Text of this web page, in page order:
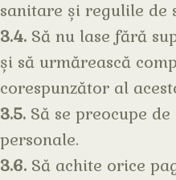
sanitare și regulile de
3.4. Să nu lase fără
și să urmărească
corespunzător al
3.5. Să se preocupe
personale.
3.6. Să achite orice